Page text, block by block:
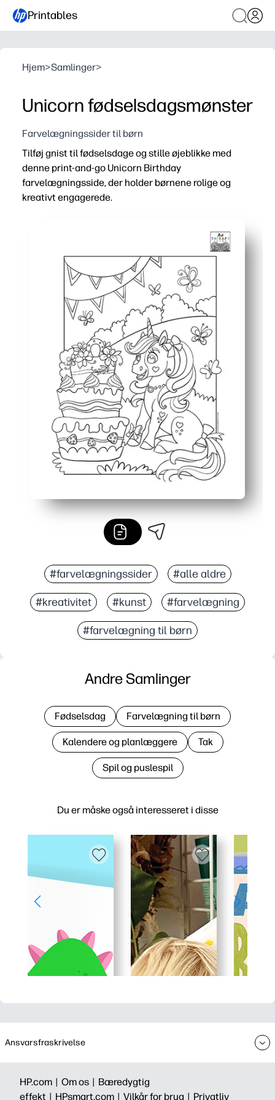
Printables
Hjem>Samlinger>
Unicorn fødselsdagsmønster
Farvelægningssider til børn
Tilføj gnist til fødselsdage og stille øjeblikke med
denne print-and-go Unicorn Birthday
farvelægningsside, der holder børnene rolige og
kreativt engagerede.
Detaljeret, men alligevel venligt kunstværk bygger
Alsidig brug - dækkeservietter, tidlig efterbehandling,
Skærmfri mindfulness, der giver dig opsætningstid og
#farvelægningssider #alle aldre
#kreativitet #kunst #farvelægning
#farvelægning til børn
Du er måske også interesseret i disse
Andre Samlinger
Fødselsdag Farvelægning til børn
Kalendere og planlæggere Tak
Spil og puslespil
Ansvarsfraskrivelse
HP.com | Om os | Bæredygtig
effekt | HPsmart.com | Vilkår for brug | Privatliv